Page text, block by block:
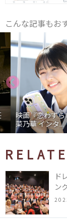
こんな記事もお
映画『恋わずらい
菜乃華 インタ...
ド
ン
ト